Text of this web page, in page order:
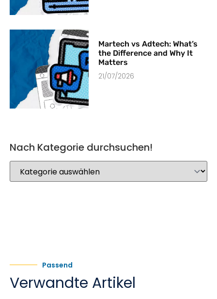
Martech vs Adtech: What’s
the Difference and Why It
Matters
21/07/2026
Nach Kategorie durchsuchen!
Passend
Verwandte Artikel